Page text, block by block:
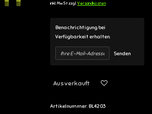
inkl. MwSt zzgl. Versandkosten
Benachrichtigung bei
Verfügbarkeit erhalten.
Senden
Ausverkauft
Artikelnummer:BL4203